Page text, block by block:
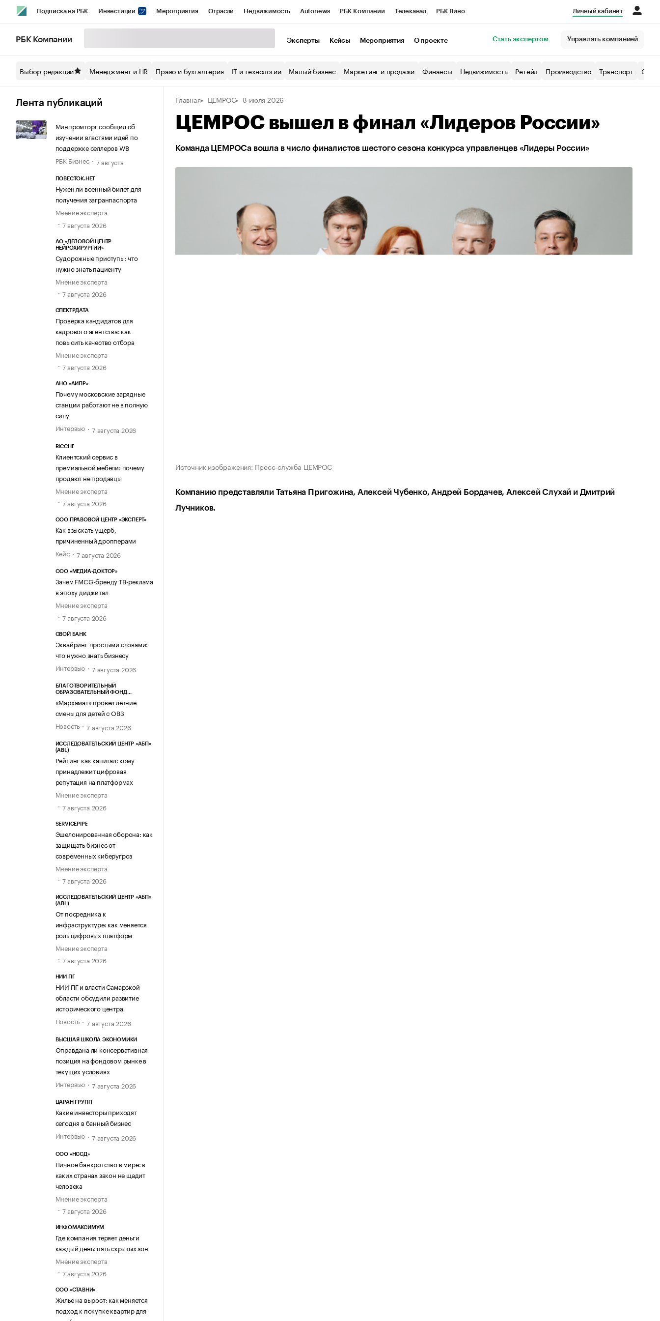
Подписка на РБК Инвестиции Мероприятия Отрасли Недвижимость Autonews РБК Компании Телеканал РБК Вино
Спецпроекты СПб Конференции СПб Спецпроекты Экономика Бизнес
Технологии и медиа Рынок наличной валюты
Личный кабинет
РБК Компании Эксперты Кейсы Мероприятия О проекте Стать экспертом Управлять компанией
Выбор редакции Менеджмент и HR Право и бухгалтерия IT и технологии Малый бизнес Маркетинг и продажи Финансы Недвижимость Ретейл Производство Транспорт
Лента публикаций
Минпромторг сообщил об
изучении властями идей по
поддержке селлеров WB
РБК Бизнес
7 августа
ПОВЕСТОК.НЕТ
Нужен ли военный билет для
получения загранпаспорта
Мнение эксперта
7 августа 2026
АО «ДЕЛОВОЙ ЦЕНТР
НЕЙРОХИРУРГИИ»
Судорожные приступы: что
нужно знать пациенту
Мнение эксперта
7 августа 2026
СПЕКТРДАТА
Проверка кандидатов для
кадрового агентства: как
повысить качество отбора
Мнение эксперта
7 августа 2026
АНО «АИПР»
Почему московские зарядные
станции работают не в полную
силу
Интервью
7 августа 2026
RICCHE
Клиентский сервис в
премиальной мебели: почему
продают не продавцы
Мнение эксперта
7 августа 2026
ООО ПРАВОВОЙ ЦЕНТР «ЭКСПЕРТ»
Как взыскать ущерб,
причиненный дропперами
Кейс
7 августа 2026
ООО «МЕДИА-ДОКТОР»
Зачем FMCG-бренду ТВ-реклама
в эпоху диджитал
Мнение эксперта
7 августа 2026
СВОЙ БАНК
Эквайринг простыми словами:
что нужно знать бизнесу
Интервью
7 августа 2026
БЛАГОТВОРИТЕЛЬНЫЙ
ОБРАЗОВАТЕЛЬНЫЙ ФОНД
«Мархамат» провел летние
смены для детей с ОВЗ
Новость
7 августа 2026
ИССЛЕДОВАТЕЛЬСКИЙ ЦЕНТР «АБП»
(ABL)
Рейтинг как капитал: кому
принадлежит цифровая
репутация на платформах
Мнение эксперта
7 августа 2026
SERVICEPIPE
Эшелонированная оборона: как
защищать бизнес от
современных киберугроз
Мнение эксперта
7 августа 2026
ИССЛЕДОВАТЕЛЬСКИЙ ЦЕНТР «АБП»
(ABL)
От посредника к
инфраструктуре: как меняется
роль цифровых платформ
Мнение эксперта
7 августа 2026
НИИ ПГ
НИИ ПГ и власти Самарской
области обсудили развитие
исторического центра
Новость
7 августа 2026
ВЫСШАЯ ШКОЛА ЭКОНОМИКИ
Оправдана ли консервативная
позиция на фондовом рынке в
текущих условиях
Интервью
7 августа 2026
ЦАРАН ГРУПП
Какие инвесторы приходят
сегодня в банный бизнес
Интервью
7 августа 2026
ООО «НССД»
Личное банкротство в мире: в
каких странах закон не щадит
человека
Мнение эксперта
7 августа 2026
ИНФОМАКСИМУМ
Где компания теряет деньги
каждый день: пять скрытых зон
Мнение эксперта
7 августа 2026
ООО «СТАВНИ»
Жилье на вырост: как меняется
подход к покупке квартир для
Главная ЦЕМРОС 8 июля 2026
ЦЕМРОС вышел в финал «Лидеров России»
Команда ЦЕМРОСа вошла в число финалистов шестого сезона конкурса управленцев «Лидеры России»
Источник изображения: Пресс-служба ЦЕМРОС
Компанию представляли Татьяна Пригожина, Алексей Чубенко, Андрей Бордачев, Алексей Слухай и Дмитрий
Лучников.